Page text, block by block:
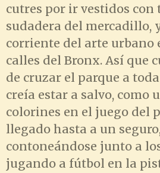
cutres por ir vestidos con
sudadera del mercadillo,
corriente del arte urbano
calles del Bronx. Así que
de cruzar el parque a
creía estar a salvo, como
colorines en el juego del
llegado hasta a un
contoneándose junto a
jugando a fútbol en la